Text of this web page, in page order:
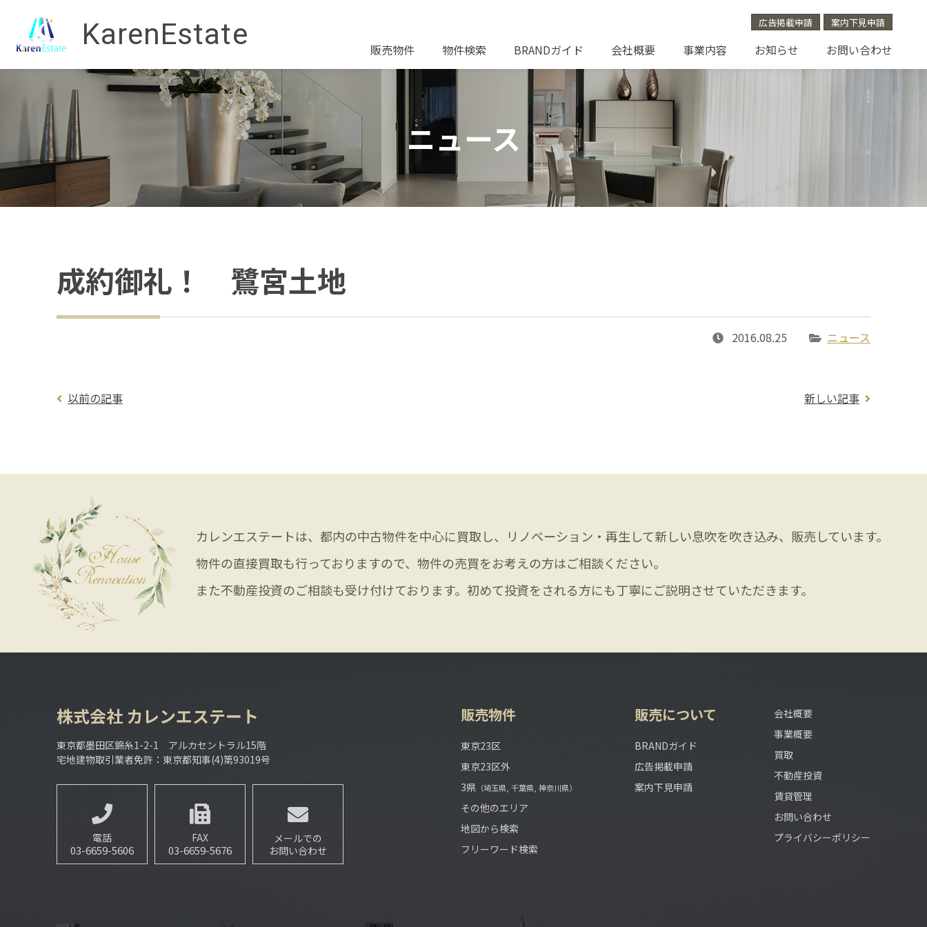
KarenEstate 広告掲載申請 案内下見申請
販売物件 物件検索 BRANDガイド 会社概要 事業内容 お知らせ お問い合わせ
ニュース
成約御礼！ 鷺宮土地
2016.08.25 ニュース
以前の記事 新しい記事
カレンエステートは、都内の中古物件を中心に買取し、リノベーション・再生して新しい息吹を吹き込み、販売しています。
物件の直接買取も行っておりますので、物件の売買をお考えの方はご相談ください。
また不動産投資のご相談も受け付けております。初めて投資をされる方にも丁寧にご説明させていただきます。
株式会社 カレンエステート
東京都墨田区錦糸1-2-1 アルカセントラル15階
宅地建物取引業者免許：東京都知事(4)第93019号
電話
03-6659-5606
FAX
03-6659-5676
メールでの
お問い合わせ
販売物件
東京23区
東京23区外
3県 （埼玉県, 千葉県, 神奈川県）
その他のエリア
地図から検索
フリーワード検索
販売について
BRANDガイド
広告掲載申請
案内下見申請
会社概要
事業概要
買取
不動産投資
賃貸管理
お問い合わせ
プライバシーポリシー